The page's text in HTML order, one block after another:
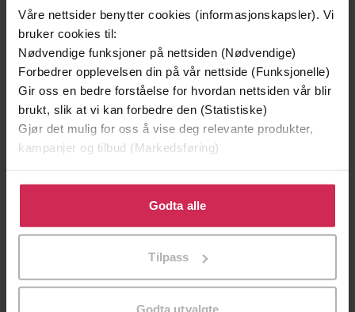
Våre nettsider benytter cookies (informasjonskapsler). Vi
bruker cookies til:
Nødvendige funksjoner på nettsiden (Nødvendige)
Forbedrer opplevelsen din på vår nettside (Funksjonelle)
Gir oss en bedre forståelse for hvordan nettsiden vår blir
brukt, slik at vi kan forbedre den (Statistiske)
Gjør det mulig for oss å vise deg relevante produkter,
kampanjer og tilbud (Markedsføring)
Klikk på «Godta alle» for å gi oss ditt samtykke til å
bruke cookies for alle disse formålene. Du kan også
tilpasse ditt samtykke til spesifikke formål ved å klikke
Godta alle
Tilpass
Godta utvalgte
Premium
199,-
Vi begynner med slutten
249,-